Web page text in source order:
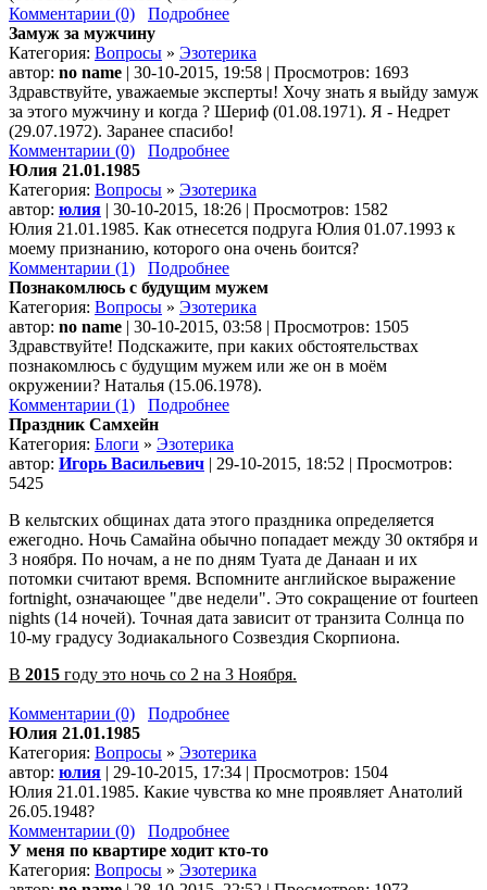
Комментарии (0)
Подробнее
Замуж за мужчину
Категория: Вопросы » Эзотерика
автор: no name | 30-10-2015, 19:58 | Просмотров: 1693
Здравствуйте, уважаемые эксперты! Хочу знать я выйду замуж
за этого мужчину и когда ? Шериф (01.08.1971). Я - Недрет
(29.07.1972). Заранее спасибо!
Комментарии (0)
Подробнее
Юлия 21.01.1985
Категория: Вопросы » Эзотерика
автор: юлия | 30-10-2015, 18:26 | Просмотров: 1582
Юлия 21.01.1985. Как отнесется подруга Юлия 01.07.1993 к
моему признанию, которого она очень боится?
Комментарии (1)
Подробнее
Познакомлюсь с будущим мужем
Категория: Вопросы » Эзотерика
автор: no name | 30-10-2015, 03:58 | Просмотров: 1505
Здравствуйте! Подскажите, при каких обстоятельствах
познакомлюсь с будущим мужем или же он в моём
окружении? Наталья (15.06.1978).
Комментарии (1)
Подробнее
Праздник Самхейн
Категория: Блоги » Эзотерика
автор: Игорь Васильевич | 29-10-2015, 18:52 | Просмотров:
5425
В кельтских общинах дата этого праздника определяется
ежегодно. Ночь Самайна обычно попадает между 30 октября и
3 ноября. По ночам, а не по дням Туата де Данаан и их
потомки считают время. Вспомните английское выражение
fortnight, означающее "две недели". Это сокращение от fourteen
nights (14 ночей). Точная дата зависит от транзита Солнца по
10-му градусу Зодиакального Созвездия Скорпиона.
В 2015 году это ночь со 2 на 3 Ноября.
Комментарии (0)
Подробнее
Юлия 21.01.1985
Категория: Вопросы » Эзотерика
автор: юлия | 29-10-2015, 17:34 | Просмотров: 1504
Юлия 21.01.1985. Какие чувства ко мне проявляет Анатолий
26.05.1948?
Комментарии (0)
Подробнее
У меня по квартире ходит кто-то
Категория: Вопросы » Эзотерика